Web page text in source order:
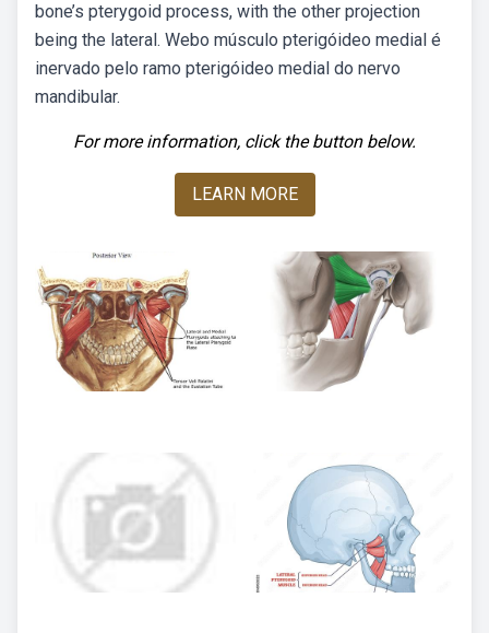
bone’s pterygoid process, with the other projection
being the lateral. Webo músculo pterigóideo medial é
inervado pelo ramo pterigóideo medial do nervo
mandibular.
For more information, click the button below.
LEARN MORE